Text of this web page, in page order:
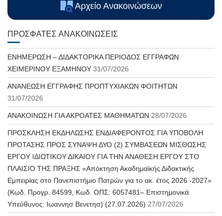
Αρχείο Ανακοινώσεων
ΠΡΌΣΦΑΤΕΣ ΑΝΑΚΟΙΝΏΣΕΙΣ
ΕΝΗΜΕΡΩΣΗ – ΔΙΔΑΚΤΟΡΙΚΑ ΠΕΡΙΟΔΟΣ ΕΓΓΡΑΦΩΝ
ΧΕΙΜΕΡΙΝΟΥ ΕΞΑΜΗΝΟΥ 31/07/2026
ΑΝΑΝΕΩΣΗ ΕΓΓΡΑΦΗΣ ΠΡΟΠΤΥΧΙΑΚΩΝ ΦΟΙΤΗΤΩΝ
31/07/2026
ΑΝΑΚΟΙΝΩΣΗ ΓΙΑ ΑΚΡΟΑΤΕΣ ΜΑΘΗΜΑΤΩΝ 28/07/2026
ΠΡΟΣΚΛΗΣΗ ΕΚΔΗΛΩΣΗΣ ΕΝΔΙΑΦΕΡΟΝΤΟΣ ΓΙΑ ΥΠΟΒΟΛΗ
ΠΡΟΤΑΣΗΣ ΠΡΟΣ ΣΥΝΑΨΗ ΔΥΟ (2) ΣΥΜΒΑΣΕΩΝ ΜΙΣΘΩΣΗΣ
ΕΡΓΟΥ ΙΔΙΩΤΙΚΟΥ ΔΙΚΑΙΟΥ ΓΙΑ ΤΗΝ ΑΝΑΘΕΣΗ ΕΡΓΟΥ ΣΤΟ
ΠΛΑΙΣΙΟ ΤΗΣ ΠΡΑΞΗΣ «Απόκτηση Ακαδημαϊκής Διδακτικής
Εμπειρίας στο Πανεπιστήμιο Πατρών για το ακ. έτος 2026 -2027»
(Κωδ. Προγρ. 84599, Κωδ. ΟΠΣ: 6057481– Επιστημονικά
Υπεύθυνος: Ιωαννησ Βενετησ) (27.07.2026) 27/07/2026